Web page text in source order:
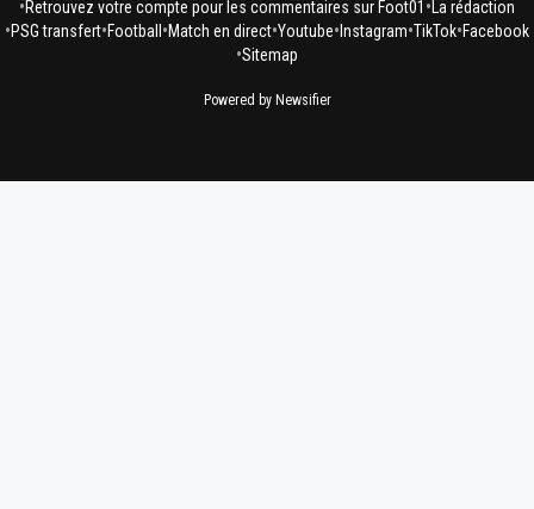
•Retrouvez votre compte pour les commentaires sur Foot01 • La rédaction
•PSG transfert•Football •Match en direct•Youtube• Instagram•TikTok•Facebook
•Sitemap
Powered by Newsifier